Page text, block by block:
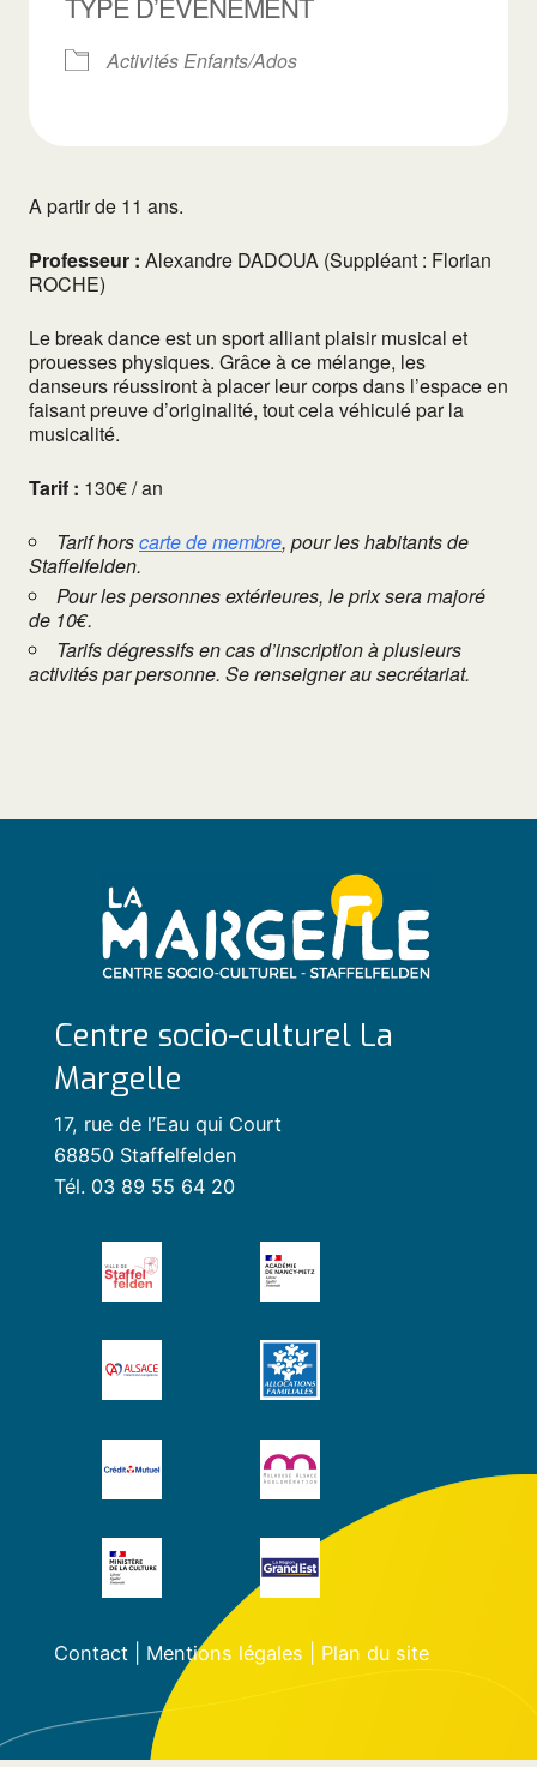
Activités Enfants/Ados
A partir de 11 ans.
Professeur : Alexandre DADOUA (Suppléant : Florian
ROCHE)
Le break dance est un sport alliant plaisir musical et
prouesses physiques. Grâce à ce mélange, les
danseurs réussiront à placer leur corps dans l’espace en
faisant preuve d’originalité, tout cela véhiculé par la
musicalité.
Tarif : 130€ / an
Tarif horscarte de membre, pour les habitants de
Staffelfelden.
Pour les personnes extérieures, le prix sera majoré
de 10€.
Tarifs dégressifs en cas d’inscription à plusieurs
activités par personne. Se renseigner au secrétariat.
Centre socio-culturel La
Margelle
17, rue de l’Eau qui Court
68850 Staffelfelden
Tél. 03 89 55 64 20
Contact| Mentions légales Plan du site